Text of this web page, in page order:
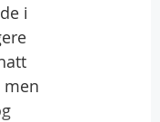
i
men